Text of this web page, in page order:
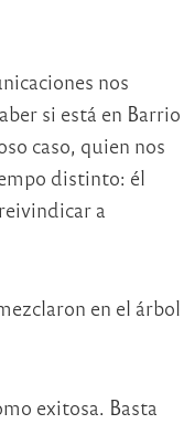
nos
si está en Barrio
caso, quien nos
distinto: él
a
en el árbol
exitosa. Basta